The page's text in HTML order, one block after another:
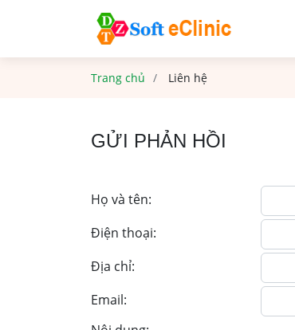
Trang chủ Liên hệ
GỬI PHẢN HỒI
Họ và tên:
Điện thoại:
Địa chỉ:
Email: